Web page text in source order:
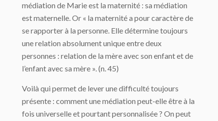
médiation de Marie est la maternité : sa médiation
est maternelle. Or « la maternité a pour caractère de
se rapporter à la personne. Elle détermine toujours
une relation absolument unique entre deux
personnes : relation de la mère avec son enfant et de
l’enfant avec sa mère ». (n. 45)
Voilà qui permet de lever une difficulté toujours
présente : comment une médiation peut-elle être à la
fois universelle et pourtant personnalisée ? On peut